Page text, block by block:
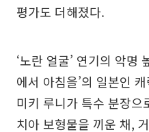
평가도 더해졌다.
‘노란 얼굴’ 연기의 악명
에서 아침을’의 일본인
미키 루니가 특수 분장으
치아 보형물을 끼운 채,